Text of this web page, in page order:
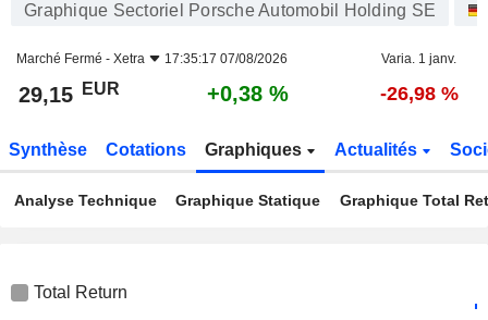
Graphique Sectoriel Porsche Automobil Holding SE
Marché Fermé - Xetra 17:35:17 07/08/2026 Varia. 1 janv.
29,15 EUR +0,38 % -26,98 %
Synthèse Cotations Graphiques Actualités
Analyse Technique Graphique Statique Graphique Total
Total Return